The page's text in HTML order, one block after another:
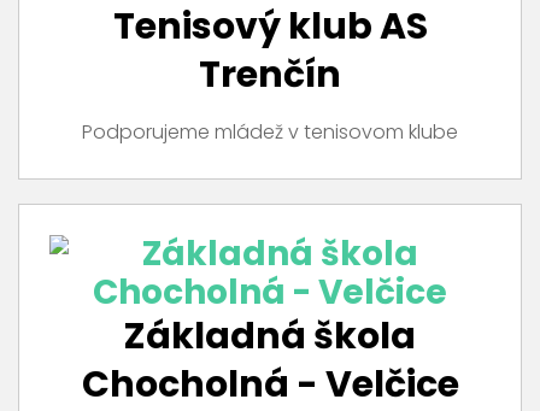
Tenisový klub AS
Trenčín
Podporujeme mládež v tenisovom klube
Základná škola
Chocholná - Velčice